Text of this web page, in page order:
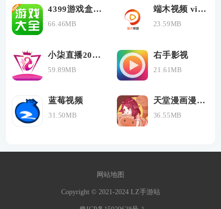
4399游戏盒不用登录版
66.46MB
端木视频 vip和谐版
23.59MB
小柒直播2024最新版
59.89MB
右手影视
21.61MB
蓝莓视频
31.50MB
天堂漫画漫画连载
36.55MB
网站地图
Copyright © 2021-2024 LZ手游站